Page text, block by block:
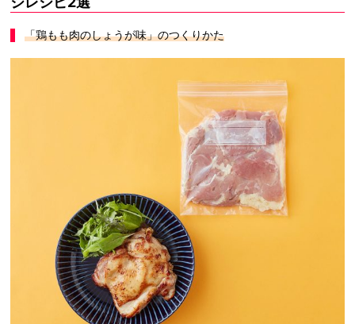
「鶏もも肉のしょうが味」のつくりかた